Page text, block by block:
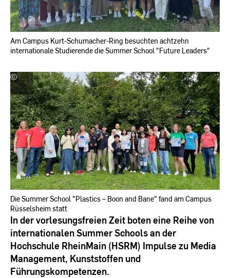
Am Campus Kurt-Schumacher-Ring besuchten achtzehn
internationale Studierende die Summer School "Future Leaders"
©
Hochschulkommunikation
|
Hochschule
RheinMain
Die Summer School "Plastics – Boon and Bane" fand am Campus
Rüsselsheim statt
In der vorlesungsfreien Zeit boten eine Reihe von
internationalen Summer Schools an der
Hochschule RheinMain (HSRM) Impulse zu Media
Management, Kunststoffen und
Führungskompetenzen.